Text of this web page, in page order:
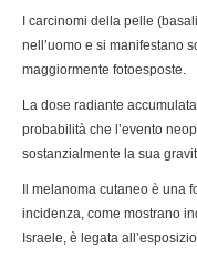
I carcinomi della pelle
nell’uomo e si manifestano
maggiormente fotoesposte.
La dose radiante
probabilità che l’evento
sostanzialmente la sua
Il melanoma cutaneo è una
incidenza, come mostrano
Israele, è legata